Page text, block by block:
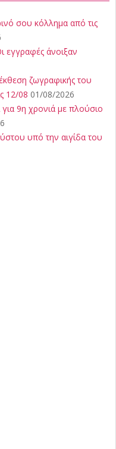
σου κόλλημα από τις
εγγραφές άνοιξαν
ζωγραφικής του
12/08 01/08/2026
9η χρονιά με πλούσιο
υπό την αιγίδα του